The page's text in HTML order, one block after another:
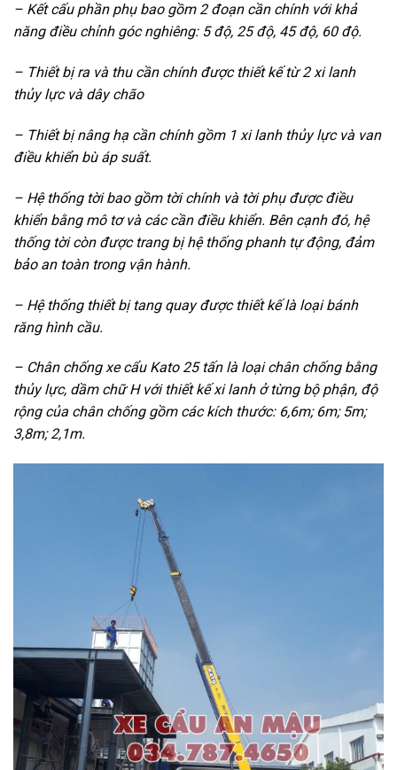
– Kết cấu phần phụ bao gồm 2 đoạn cần chính với khả
năng điều chỉnh góc nghiêng: 5 độ, 25 độ, 45 độ, 60 độ.
– Thiết bị ra và thu cần chính được thiết kế từ 2 xi lanh
thủy lực và dây chão
– Thiết bị nâng hạ cần chính gồm 1 xi lanh thủy lực và van
điều khiển bù áp suất.
– Hệ thống tời bao gồm tời chính và tời phụ được điều
khiển bằng mô tơ và các cần điều khiển. Bên cạnh đó, hệ
thống tời còn được trang bị hệ thống phanh tự động, đảm
bảo an toàn trong vận hành.
– Hệ thống thiết bị tang quay được thiết kế là loại bánh
răng hình cầu.
– Chân chống xe cẩu Kato 25 tấn là loại chân chống bằng
thủy lực, dầm chữ H với thiết kế xi lanh ở từng bộ phận, độ
rộng của chân chống gồm các kích thước: 6,6m; 6m; 5m;
3,8m; 2,1m.